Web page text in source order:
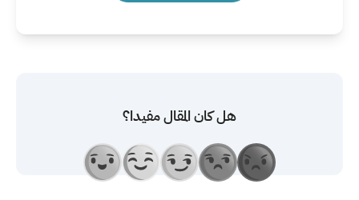
هل كان المقال مفيدا؟